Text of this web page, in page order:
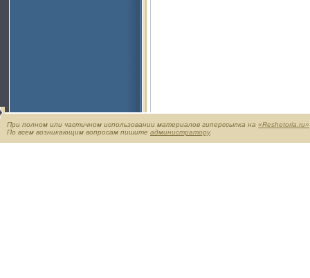
При полном или частичном использовании материалов гиперссылка на «Reshetoria.ru»
По всем возникающим вопросам пишите администратору.